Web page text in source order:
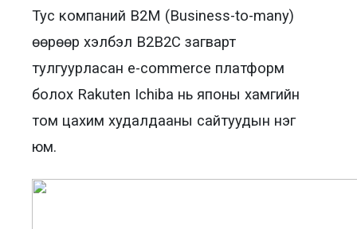
Тус компаний B2M (Business-to-many)
өөрөөр хэлбэл B2B2C загварт
тулгуурласан e-commerce платформ
болох Rakuten Ichiba нь японы хамгийн
том цахим худалдааны сайтуудын нэг
юм.